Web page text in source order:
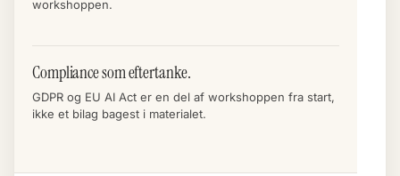
workshoppen.
Compliance som eftertanke.
GDPR og EU AI Act er en del af workshoppen fra start,
ikke et bilag bagest i materialet.